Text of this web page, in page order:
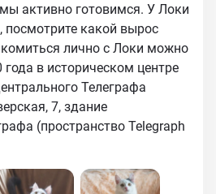
активно готовимся. У Локи
посмотрите какой вырос
лично с Локи можно
в историческом центре
Телеграфа
7, здание
(пространство Telegraph